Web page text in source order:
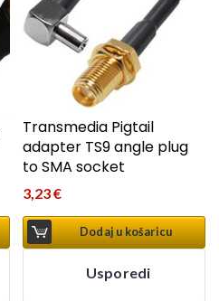
Transmedia Pigtail
adapter TS9 angle plug
to SMA socket
3,23€
Dodaj u košaricu
Usporedi